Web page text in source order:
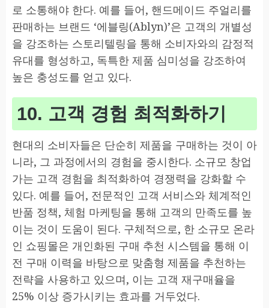
로 소통해야 한다. 예를 들어, 핸드메이드 주얼리를
판매하는 브랜드 ‘에블링(Ablyn)’은 고객의 개별성
을 강조하는 스토리텔링을 통해 소비자와의 감정적
유대를 형성하고, 독특한 제품 심미성을 강조하여
높은 충성도를 얻고 있다.
10. 고객 경험 최적화하기
현대의 소비자들은 단순히 제품을 구매하는 것이 아
니라, 그 과정에서의 경험을 중시한다. 소규모 창업
가는 고객 경험을 최적화하여 경쟁력을 강화할 수
있다. 예를 들어, 전문적인 고객 서비스와 체계적인
반품 정책, 체험 마케팅을 통해 고객의 만족도를 높
이는 것이 도움이 된다. 구체적으로, 한 소규모 온라
인 쇼핑몰은 개인화된 구매 추천 시스템을 통해 이
전 구매 이력을 바탕으로 맞춤형 제품을 추천하는
전략을 사용하고 있으며, 이는 고객 재구매율을
25% 이상 증가시키는 효과를 거두었다.